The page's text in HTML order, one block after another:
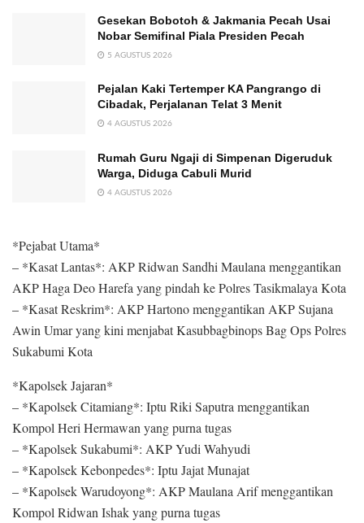
Gesekan Bobotoh & Jakmania Pecah Usai
Nobar Semifinal Piala Presiden Pecah
5 AGUSTUS 2026
Pejalan Kaki Tertemper KA Pangrango di
Cibadak, Perjalanan Telat 3 Menit
4 AGUSTUS 2026
Rumah Guru Ngaji di Simpenan Digeruduk
Warga, Diduga Cabuli Murid
4 AGUSTUS 2026
*Pejabat Utama*
– *Kasat Lantas*: AKP Ridwan Sandhi Maulana menggantikan
AKP Haga Deo Harefa yang pindah ke Polres Tasikmalaya Kota
– *Kasat Reskrim*: AKP Hartono menggantikan AKP Sujana
Awin Umar yang kini menjabat Kasubbagbinops Bag Ops Polres
Sukabumi Kota
*Kapolsek Jajaran*
– *Kapolsek Citamiang*: Iptu Riki Saputra menggantikan
Kompol Heri Hermawan yang purna tugas
– *Kapolsek Sukabumi*: AKP Yudi Wahyudi
– *Kapolsek Kebonpedes*: Iptu Jajat Munajat
– *Kapolsek Warudoyong*: AKP Maulana Arif menggantikan
Kompol Ridwan Ishak yang purna tugas